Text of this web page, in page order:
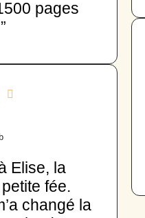
pages
Elise, la
fée.
changé la